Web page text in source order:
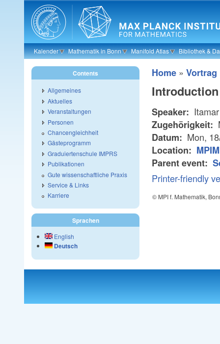
Skip to main content
Kalender Mathematik in Bonn Manifold Atlas Bibliothek &
Home » Vortrag
Speaker:
Zugehörigkeit:
Datum: Mon,
Location:
Parent event:
Printer-friendly
© MPI f. Mathematik,
Contents
Allgemeines
Aktuelles
Veranstaltungen
Personen
Chancengleichheit
Gästeprogramm
Graduiertenschule IMPRS
Publikationen
Gute wissenschaftliche Praxis
Service & Links
Karriere
Sprachen
English
Deutsch